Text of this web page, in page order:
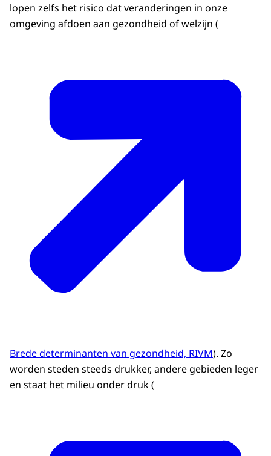
lopen zelfs het risico dat veranderingen in onze
omgeving afdoen aan gezondheid of welzijn (
Brede determinanten van gezondheid, RIVM). Zo
worden steden steeds drukker, andere gebieden leger
en staat het milieu onder druk (